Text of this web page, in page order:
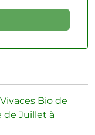
Vivaces Bio de
de Juillet à